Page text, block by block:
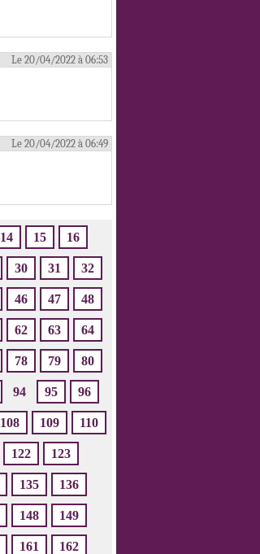
Le 20/04/2022 à 06:53
Le 20/04/2022 à 06:49
14 15 16
30 31 32
46 47 48
62 63 64
78 79 80
94 95 96
108 109 110
122 123
135 136
148 149
161 162